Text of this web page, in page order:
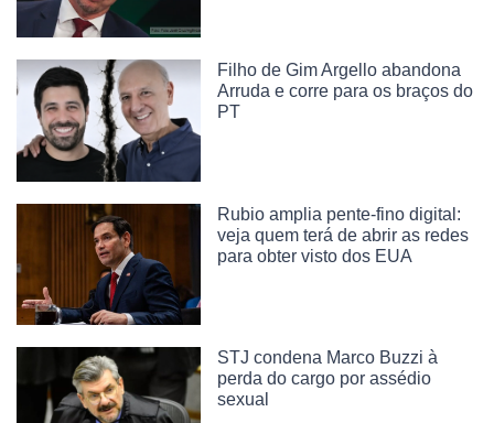
Filho de Gim Argello abandona
Arruda e corre para os braços do
PT
Rubio amplia pente-fino digital:
veja quem terá de abrir as redes
para obter visto dos EUA
STJ condena Marco Buzzi à
perda do cargo por assédio
sexual